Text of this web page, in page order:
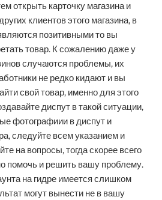
открыть карточку магазина и
клиентов этого магазина, в
позитивными то вы
товар. К сожалению даже у
случаются проблемы, их
не редко кидают и вы
свой товар, именно для этого
диспут в такой ситуации,
фотографиии в диспут и
следуйте всем указанием и
на вопросы, тогда скорее всего
помочь и решить вашу проблему.
на гидре имеется слишком
могут вынести не в вашу